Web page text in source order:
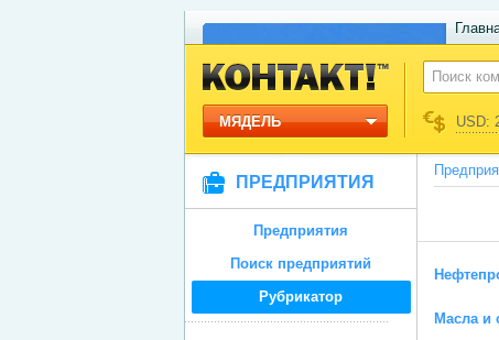
МЯДЕЛЬ USD:
ПРЕДПРИЯТИЯ
Предприятия
Поиск предприятий
Рубрикатор
Масла и